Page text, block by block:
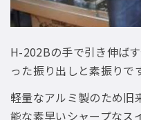
H-202Bの手で引き伸ば
った振り出しと素振りです
軽量なアルミ製のため旧
能な素早いシャープなス